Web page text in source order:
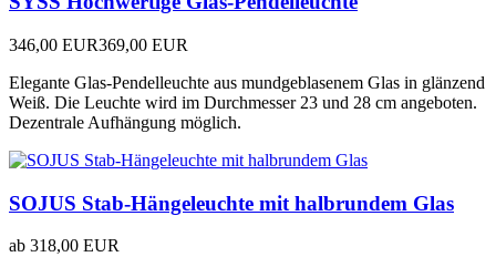
346,00 EUR369,00 EUR
Elegante Glas-Pendelleuchte aus mundgeblasenem Glas in glänzend
Weiß. Die Leuchte wird im Durchmesser 23 und 28 cm angeboten.
Dezentrale Aufhängung möglich.
SOJUS Stab-Hängeleuchte mit halbrundem Glas
ab 318,00 EUR